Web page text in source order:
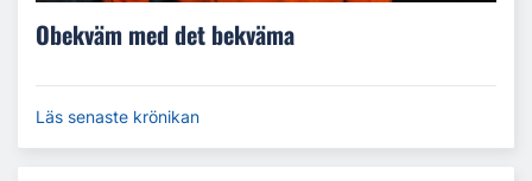
Obekväm med det bekväma
Läs senaste krönikan